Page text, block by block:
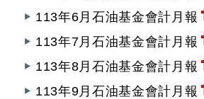
113年6月石油基金會計月報
113年7月石油基金會計月報
113年8月石油基金會計月報
113年9月石油基金會計月報